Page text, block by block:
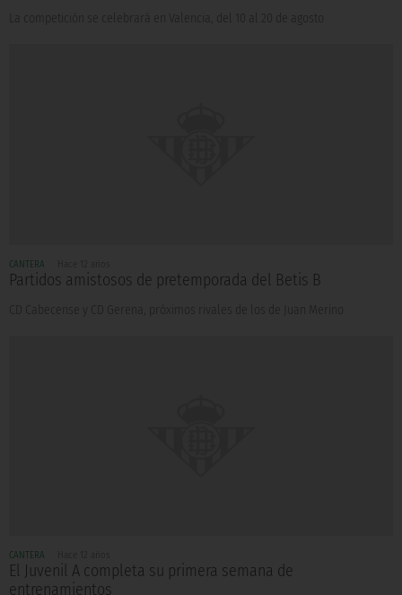
La competición se celebrará en Valencia, del 10 al 20 de agosto
CANTERA
Partidos amistosos de pretemporada del Betis B
CD Cabecense y CD Gerena, próximos rivales de los de Juan Merino
CANTERA
El Juvenil A completa su primera semana de
entrenamientos